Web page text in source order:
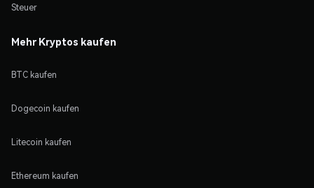
Steuer
Mehr Kryptos kaufen
BTC kaufen
Dogecoin kaufen
Litecoin kaufen
Ethereum kaufen